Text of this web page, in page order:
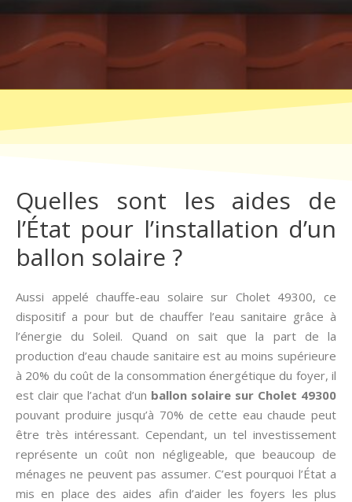
Quelles sont les aides de
l’État pour l’installation d’un
ballon solaire ?
Aussi appelé chauffe-eau solaire sur Cholet 49300, ce
dispositif a pour but de chauffer l’eau sanitaire grâce à
l’énergie du Soleil. Quand on sait que la part de la
production d’eau chaude sanitaire est au moins supérieure
à 20% du coût de la consommation énergétique du foyer, il
est clair que l’achat d’un ballon solaire sur Cholet 49300
pouvant produire jusqu’à 70% de cette eau chaude peut
être très intéressant. Cependant, un tel investissement
représente un coût non négligeable, que beaucoup de
ménages ne peuvent pas assumer. C’est pourquoi l’État a
mis en place des aides afin d’aider les foyers les plus